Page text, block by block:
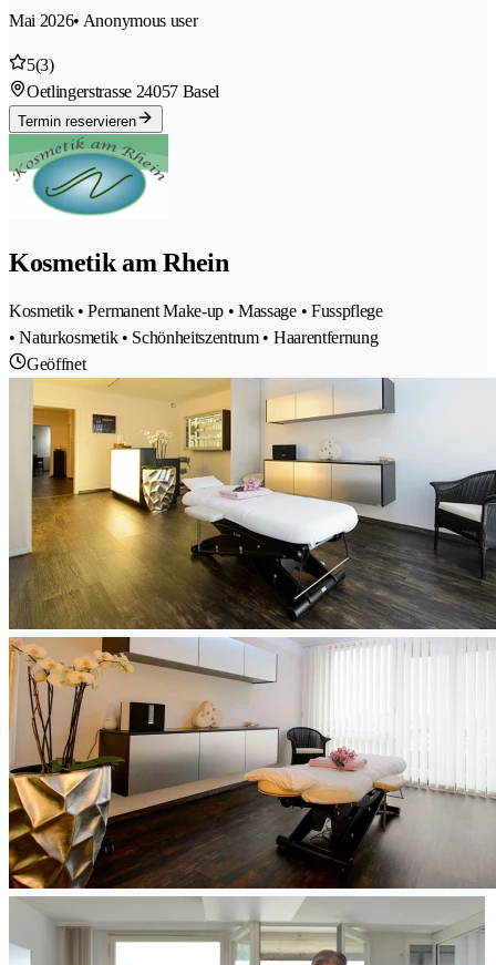
Mai 2026• Anonymous user
5(3)
Oetlingerstrasse 24057 Basel
Termin reservieren
Kosmetik am Rhein
Kosmetik • Permanent Make-up • Massage • Fusspflege
• Naturkosmetik • Schönheitszentrum • Haarentfernung
Geöffnet